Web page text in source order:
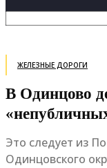
ЖЕЛЕЗНЫЕ ДОРОГИ
В Одинцово
Это следует из
Одинцовского